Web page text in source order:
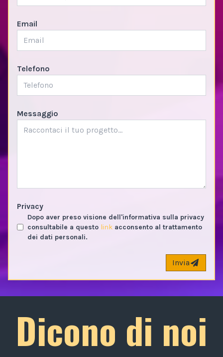
Email
Telefono
Messaggio
Privacy
Dopo aver preso visione dell'informativa sulla privacy
consultabile a questo link acconsento al trattamento
dei dati personali.
Invia
Dicono di noi